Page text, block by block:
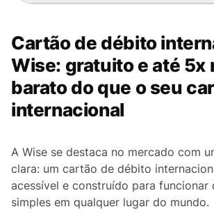
Cartão de débito
Wise: gratuito e até 5x
barato do que o seu
internacional
A Wise se destaca no mercado com
clara: um cartão de débito
acessível e construído para funcionar
simples em qualquer lugar do mundo.